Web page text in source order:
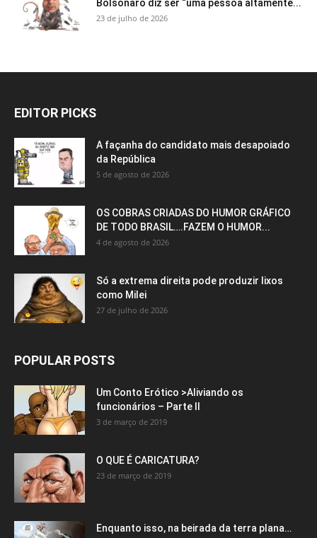
Bolsonaro diz ser “uma pessoa altamente...
23 de julho de 2026
EDITOR PICKS
A façanha do candidato mais desapoiado
da República
5 de agosto de 2026
OS COBRAS CRIADAS DO HUMOR GRÁFICO
DE TODO BRASIL….FAZEM O HUMOR...
4 de agosto de 2026
Só a extrema direita pode produzir lixos
como Milei
27 de julho de 2026
POPULAR POSTS
Um Conto Erótico >Aliviando os
funcionários – Parte II
3 de março de 2019
O QUE É CARICATURA?
23 de março de 2019
Enquanto isso, na beirada da terra plana…